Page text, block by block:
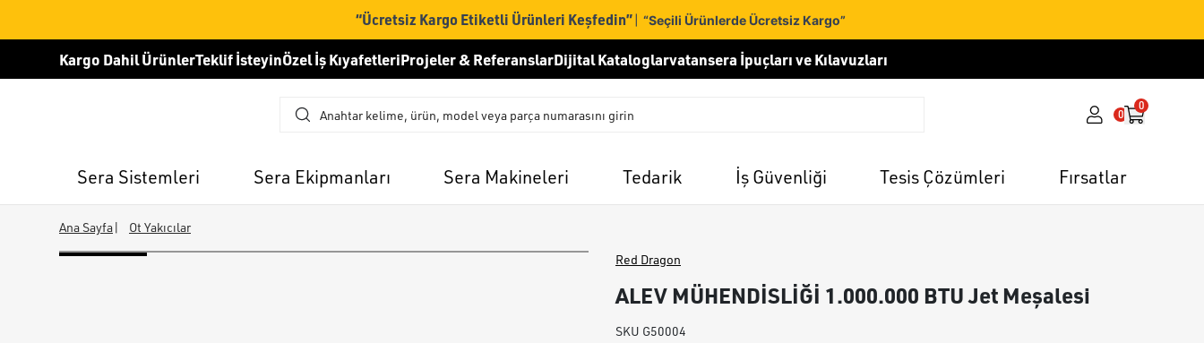
“Ücretsiz Kargo Etiketli Ürünleri Keşfedin”| “Seçili Ürünlerde Ücretsiz Kargo”
Kargo Dahil ÜrünlerTeklif İsteyinÖzel İş KıyafetleriProjeler & ReferanslarDijital Kataloglarvatansera İpuçları ve Kılavuzları
0
0
Sera Sistemleri Sera Ekipmanları Sera Makineleri Tedarik İş Güvenliği Tesis Çözümleri Fırsatlar
Ana Sayfa| Ot Yakıcılar
Red Dragon
ALEV MÜHENDİSLİĞİ 1.000.000 BTU Jet Meşalesi
SKU G50004